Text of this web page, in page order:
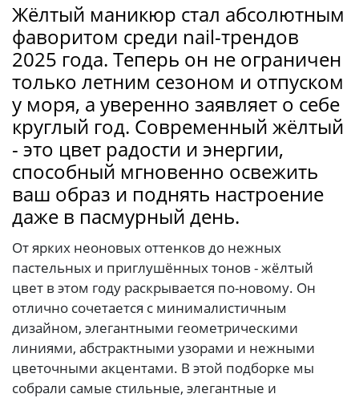
Жёлтый маникюр стал абсолютным
фаворитом среди nail-трендов
2025 года. Теперь он не ограничен
только летним сезоном и отпуском
у моря, а уверенно заявляет о себе
круглый год. Современный жёлтый
- это цвет радости и энергии,
способный мгновенно освежить
ваш образ и поднять настроение
даже в пасмурный день.
От ярких неоновых оттенков до нежных
пастельных и приглушённых тонов - жёлтый
цвет в этом году раскрывается по-новому. Он
отлично сочетается с минималистичным
дизайном, элегантными геометрическими
линиями, абстрактными узорами и нежными
цветочными акцентами. В этой подборке мы
собрали самые стильные, элегантные и